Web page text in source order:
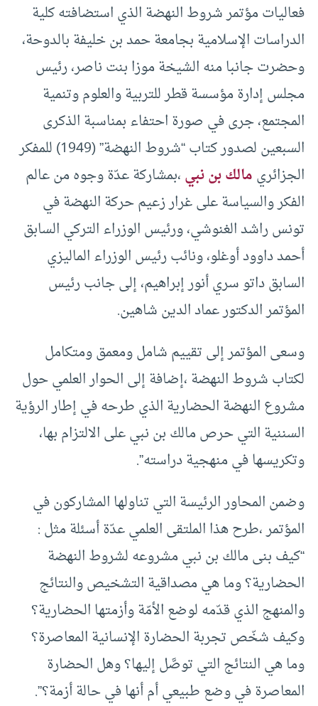
فعاليات مؤتمر شروط النهضة الذي استضافته كلية
الدراسات الإسلامية بجامعة حمد بن خليفة بالدوحة،
وحضرت جانبا منه الشيخة موزا بنت ناصر، رئيس
مجلس إدارة مؤسسة قطر للتربية والعلوم وتنمية
المجتمع، جرى في صورة احتفاء بمناسبة الذكرى
السبعين لصدور كتاب “شروط النهضة” (1949) للمفكر
الجزائريمالك بن نبي،بمشاركة عدّة وجوه من عالم
الفكر والسياسة على غرار زعيم حركة النهضة في
تونس راشد الغنوشي، ورئيس الوزراء التركي السابق
أحمد داوود أوغلو، ونائب رئيس الوزراء الماليزي
السابق داتو سري أنور إبراهيم، إلى جانب رئيس
المؤتمر الدكتور عماد الدين شاهين.
وسعى المؤتمر إلى تقييم شامل ومعمق ومتكامل
لكتاب شروط النهضة ،إضافة إلى الحوار العلمي حول
مشروع النهضة الحضارية الذي طرحه في إطار الرؤية
السننية التي حرص مالك بن نبي على الالتزام بها،
وتكريسها في منهجية دراسته”.
وضمن المحاور الرئيسة التي تناولها المشاركون في
المؤتمر ،طرح هذا الملتقى العلمي عدّة أسئلة مثل :
“كيف بنى مالك بن نبي مشروعه لشروط النهضة
الحضارية؟ وما هي مصداقية التشخيص والنتائج
والمنهج الذي قدّمه لوضع الأمّة وأزمتها الحضارية؟
وكيف شخّص تجربة الحضارة الإنسانية المعاصرة؟
وما هي النتائج التي توصَّل إليها؟ وهل الحضارة
المعاصرة في وضع طبيعي أم أنها في حالة أزمة؟”.